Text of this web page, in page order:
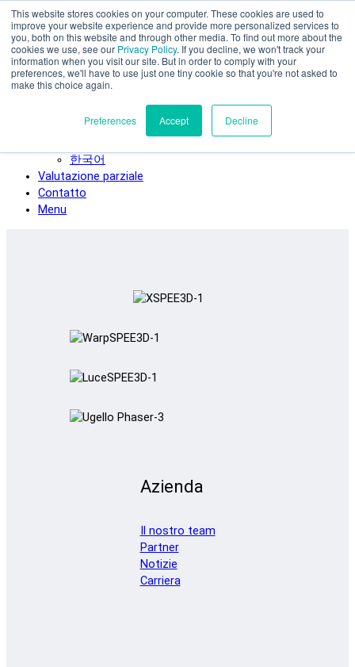
This website stores cookies on your computer. These cookies are used to
improve your website experience and provide more personalized services to
you, both on this website and through other media. To find out more about the
cookies we use, see our Privacy Policy. If you decline, we won't track your
information when you visit our site. But in order to comply with your
preferences, we'll have to use just one tiny cookie so that you're not asked to
make this choice again.
Preferences Accept Decline
Vai al contenuto principale
SPEE3D
Italiano
English
Español
Français
한국어
Valutazione parziale
Contatto
Menu
Azienda
Il nostro team
Partner
Notizie
Carriera